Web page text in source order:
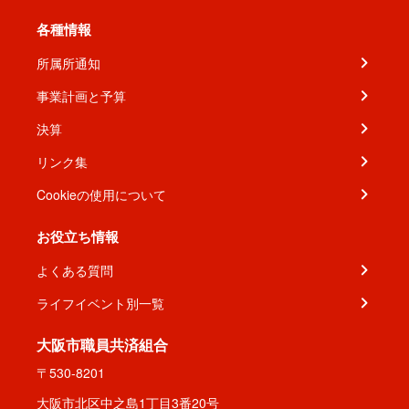
各種情報
所属所通知
事業計画と予算
決算
リンク集
Cookieの使用について
お役立ち情報
よくある質問
ライフイベント別一覧
大阪市職員共済組合
〒530-8201
大阪市北区中之島1丁目3番20号